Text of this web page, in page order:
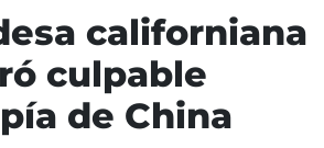
californiana
culpable
de China